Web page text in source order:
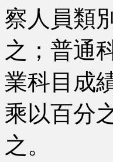
察人員類
之；普通
業科目成
乘以百分
之。